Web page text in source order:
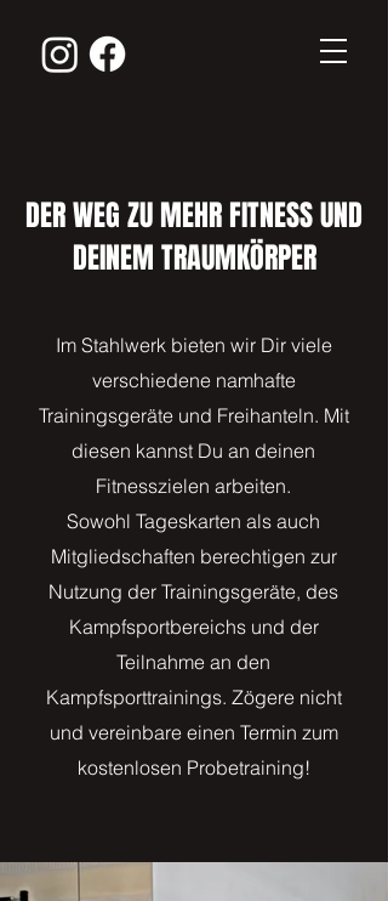
DER WEG ZU MEHR FITNESS UND
DEINEM TRAUMKÖRPER
Im Stahlwerk bieten wir Dir viele
verschiedene namhafte
Trainingsgeräte und Freihanteln. Mit
diesen kannst Du an deinen
Fitnesszielen arbeiten.
Sowohl Tageskarten als auch
Mitgliedschaften berechtigen zur
Nutzung der Trainingsgeräte, des
Kampfsportbereichs und der
Teilnahme an den
Kampfsporttrainings. Zögere nicht
und vereinbare einen Termin zum
kostenlosen Probetraining!